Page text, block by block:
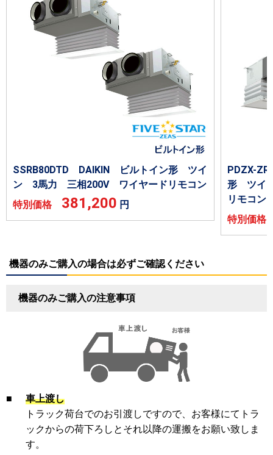
SSRB80DTD DAIKIN ビルトイン形 ツイ
ン 3馬力 三相200V ワイヤードリモコン
特別価格 381,200 円
PDZX-
形 ツイ
リモコン
特別価
機器のみご購入の場合は必ずご確認ください
機器のみご購入の注意事項
■
車上渡し
トラック荷台でのお引渡しですので、お客様にてトラ
ックからの荷下ろしとそれ以降の運搬をお願い致しま
す。